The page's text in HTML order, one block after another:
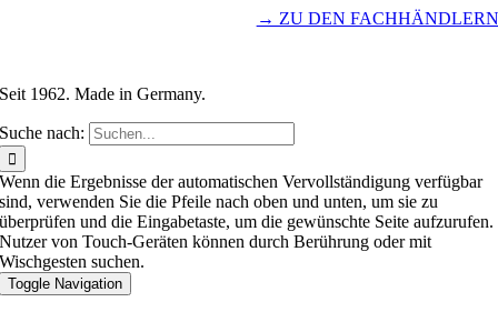
→ ZU DEN FACHHÄNDLERN
Seit 1962. Made in Germany.
Suche nach:
Wenn die Ergebnisse der automatischen Vervollständigung verfügbar
sind, verwenden Sie die Pfeile nach oben und unten, um sie zu
überprüfen und die Eingabetaste, um die gewünschte Seite aufzurufen.
Nutzer von Touch-Geräten können durch Berührung oder mit
Wischgesten suchen.
Toggle Navigation